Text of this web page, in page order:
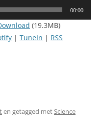
00:00
(19.3MB)
| TuneIn | RSS
en getagged metScience